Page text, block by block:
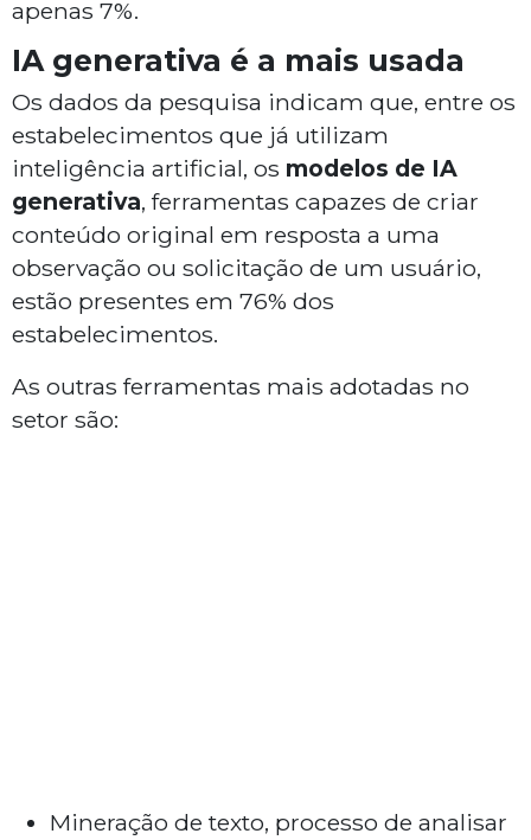
apenas 7%.
IA generativa é a mais usada
Os dados da pesquisa indicam que, entre os
estabelecimentos que já utilizam
inteligência artificial, os modelos de IA
generativa, ferramentas capazes de criar
conteúdo original em resposta a uma
observação ou solicitação de um usuário,
estão presentes em 76% dos
estabelecimentos.
As outras ferramentas mais adotadas no
setor são:
Mineração de texto, processo de analisar